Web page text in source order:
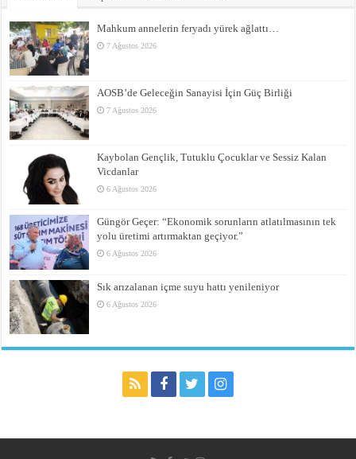
Mahkum annelerin feryadı yürek ağlattı…
7 Ağustos 2026
AOSB’de Geleceğin Sanayisi İçin Güç Birliği
7 Ağustos 2026
Kaybolan Gençlik, Tutuklu Çocuklar ve Sessiz Kalan
Vicdanlar
6 Ağustos 2026
Güngör Geçer: “Ekonomik sorunların atlatılmasının tek
yolu üretimi artırmaktan geçiyor.”
6 Ağustos 2026
Sık arızalanan içme suyu hattı yenileniyor
6 Ağustos 2026